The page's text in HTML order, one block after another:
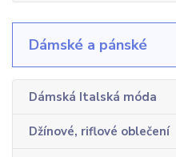
Dámské a pánské
Dámská Italská móda
Džínové, riflové oblečení